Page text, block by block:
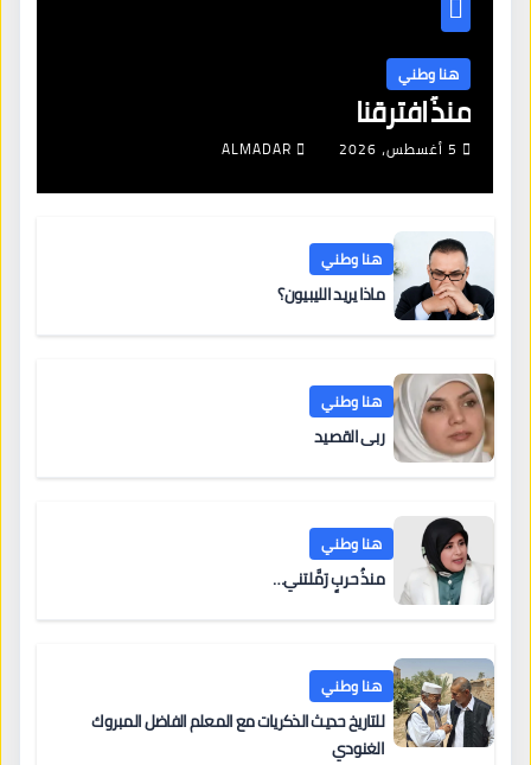
هنا وطني
منذُ افترقنا
5 أغسطس، 2026 ALMADAR
هنا وطني
ماذا يريد الليبيون؟
هنا وطني
ربى القصيد
هنا وطني
منذُ حربٍ رَمَّلتني…
هنا وطني
للتاريخ حديث الذكريات مع المعلم الفاضل المبروك
الغنودي